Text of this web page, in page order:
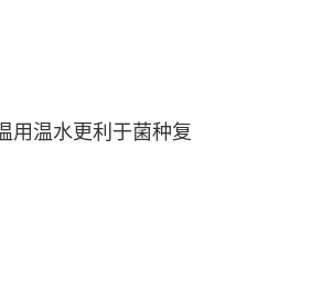
用温水更利于菌种复